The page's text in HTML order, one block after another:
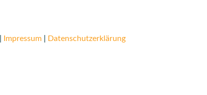
Impressum|
Datenschutzerklärung